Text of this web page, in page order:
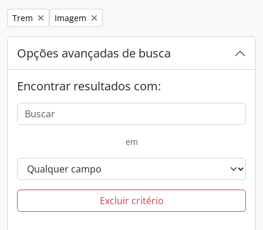
Remover filtro:
Trem Remover filtro:
Imagem
Opções avançadas de busca
Encontrar resultados com:
em
Excluir critério